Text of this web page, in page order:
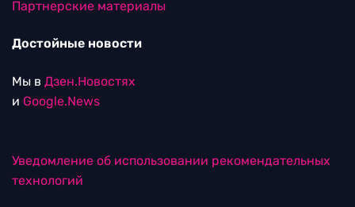
Партнерские материалы
Достойные новости
Мы в Дзен.Новостях
и Google.News
Уведомление об использовании рекомендательных
технологий